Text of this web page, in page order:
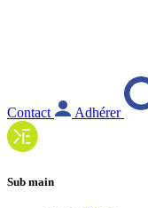
Contact Adhérer
Sub main